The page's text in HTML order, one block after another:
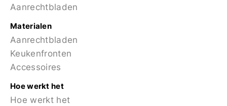
Aanrechtbladen
Materialen
Aanrechtbladen
Keukenfronten
Accessoires
Hoe werkt het
Hoe werkt het